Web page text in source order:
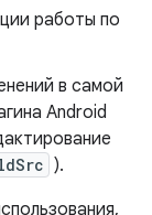
работы по
в самой
Android
).